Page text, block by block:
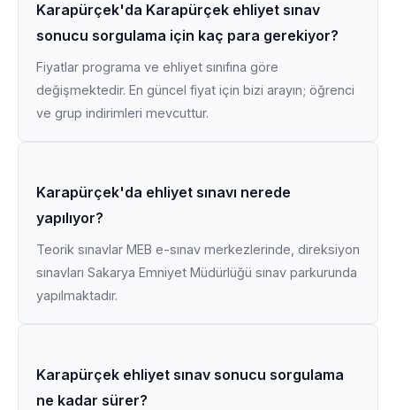
Karapürçek'da Karapürçek ehliyet sınav
sonucu sorgulama için kaç para gerekiyor?
Fiyatlar programa ve ehliyet sınıfına göre
değişmektedir. En güncel fiyat için bizi arayın; öğrenci
ve grup indirimleri mevcuttur.
Karapürçek'da ehliyet sınavı nerede
yapılıyor?
Teorik sınavlar MEB e-sınav merkezlerinde, direksiyon
sınavları Sakarya Emniyet Müdürlüğü sınav parkurunda
yapılmaktadır.
Karapürçek ehliyet sınav sonucu sorgulama
ne kadar sürer?